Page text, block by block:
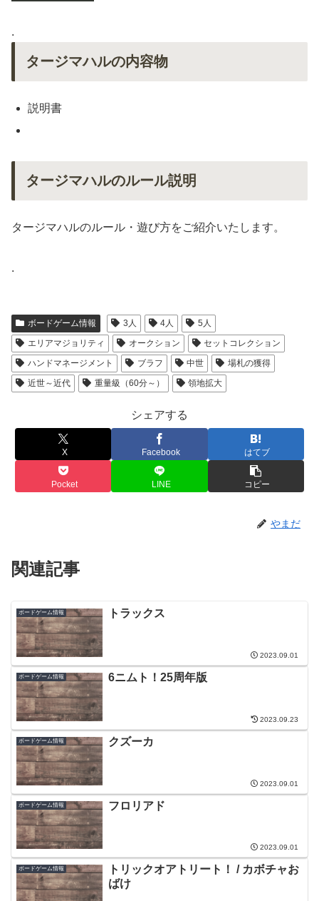
.
タージマハルの内容物
説明書
タージマハルのルール説明
タージマハルのルール・遊び方をご紹介いたします。
.
ボードゲーム情報 3人 4人
5人
エリアマジョリティ
オークション
セットコレクション
ハンドマネージメント
ブラフ 中世
場札の獲得
近世～近代
重量級（60分～） 領地拡大
シェアする
X Facebook はてブ
Pocket LINE コピー
やまだ
関連記事
ボードゲーム情報 トラックス
2023.09.01
ボードゲーム情報 6ニムト！25周年版
2023.09.23
ボードゲーム情報 クズーカ
2023.09.01
ボードゲーム情報 フロリアド
2023.09.01
ボードゲーム情報
トリックオアトリート！ / カボチャお
ばけ